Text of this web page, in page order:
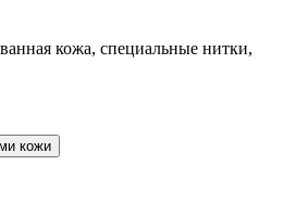
кожа, специальные нитки,
кожи